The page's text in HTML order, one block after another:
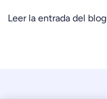
Leer la entrada del blog